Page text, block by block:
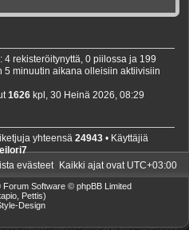
4 rekisteröitynyttä, 0 piilossa ja 199
5 minuutin aikana olleisiin aktiivisiin
1626 kpl, 30 Heinä 2026, 08:29
yhteensä24943 • Käyttäjiä
Kaikki ajat ovat UTC+03:00
evästeet
Forum Software © phpBB Limited
Pettis)
Design